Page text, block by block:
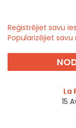
Reģistrējiet savu
Popularizējiet
La
15